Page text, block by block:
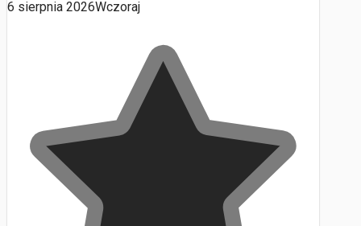
6 sierpnia 2026Wczoraj